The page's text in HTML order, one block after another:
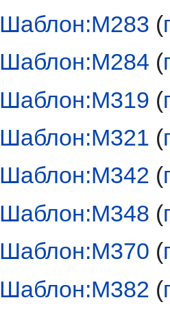
Шаблон:М283 (
Шаблон:М284 (
Шаблон:М319 (
Шаблон:М321 (
Шаблон:М342 (
Шаблон:М348 (
Шаблон:М370 (
Шаблон:М382 (